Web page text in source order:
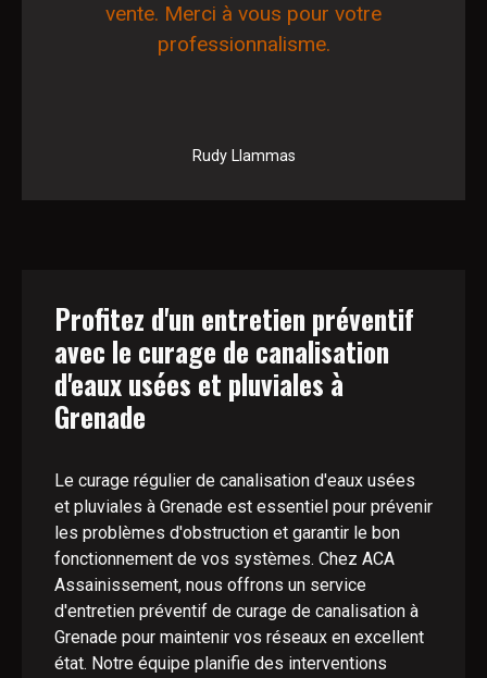
vente. Merci à vous pour votre
professionnalisme.
Rudy Llammas
Profitez d'un entretien préventif
avec le curage de canalisation
d'eaux usées et pluviales à
Grenade
Le curage régulier de canalisation d'eaux usées
et pluviales à Grenade est essentiel pour prévenir
les problèmes d'obstruction et garantir le bon
fonctionnement de vos systèmes. Chez ACA
Assainissement, nous offrons un service
d'entretien préventif de curage de canalisation à
Grenade pour maintenir vos réseaux en excellent
état. Notre équipe planifie des interventions